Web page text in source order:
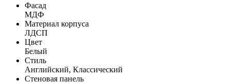
Фасад
МДФ
Материал корпуса
ЛДСП
Цвет
Белый
Стиль
Английский, Классический
Стеновая панель